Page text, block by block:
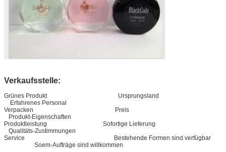
Verkaufsstelle:
Grünes Produkt Ursprungsland
Erfahrenes Personal
Verpacken Preis
Produkt-Eigenschaften
Produktleistung Sofortige Lieferung
Qualitäts-Zustimmungen
Service Bestehende Formen sind verfügbar
Soem-Aufträge sind willkommen